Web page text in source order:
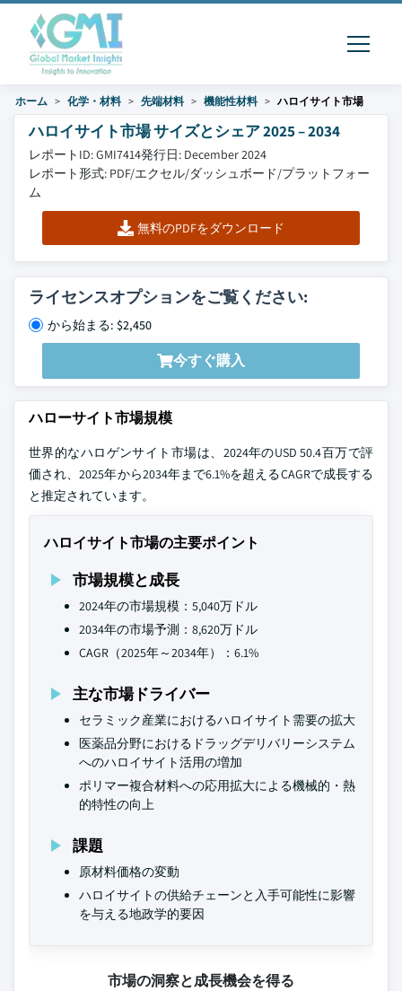
ホーム 化学・材料 先端材料 機能性材料 ハロイサイト市場
ハロイサイト市場 サイズとシェア 2025 – 2034
レポートID: GMI7414発行日: December 2024
レポート形式: PDF/エクセル/ダッシュボード/プラットフォー
ム
無料のPDFをダウンロード
ライセンスオプションをご覧ください:
から始まる: $2,450
今すぐ購入
ハローサイト市場規模
世界的なハロゲンサイト市場は、2024年のUSD 50.4百万で評
価され、2025年から2034年まで6.1%を超えるCAGRで成長する
と推定されています。
ハロイサイト市場の主要ポイント
市場規模と成長
2024年の市場規模：5,040万ドル
2034年の市場予測：8,620万ドル
CAGR（2025年～2034年）：6.1%
主な市場ドライバー
セラミック産業におけるハロイサイト需要の拡大
医薬品分野におけるドラッグデリバリーシステム
へのハロイサイト活用の増加
ポリマー複合材料への応用拡大による機械的・熱
的特性の向上
課題
原材料価格の変動
ハロイサイトの供給チェーンと入手可能性に影響
を与える地政学的要因
市場の洞察と成長機会を得る